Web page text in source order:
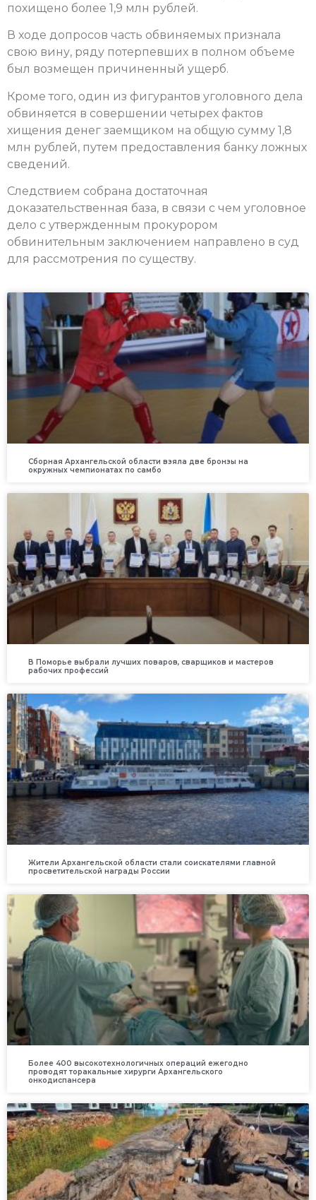
похищено более 1,9 млн рублей.
В ходе допросов часть обвиняемых признала
свою вину, ряду потерпевших в полном объеме
был возмещен причиненный ущерб.
Кроме того, один из фигурантов уголовного дела
обвиняется в совершении четырех фактов
хищения денег заемщиком на общую сумму 1,8
млн рублей, путем предоставления банку ложных
сведений.
Следствием собрана достаточная
доказательственная база, в связи с чем уголовное
дело с утвержденным прокурором
обвинительным заключением направлено в суд
для рассмотрения по существу.
Сборная Архангельской области взяла две бронзы на
окружных чемпионатах по самбо
В Поморье выбрали лучших поваров, сварщиков и мастеров
рабочих профессий
Жители Архангельской области стали соискателями главной
просветительской награды России
Более 400 высокотехнологичных операций ежегодно
проводят торакальные хирурги Архангельского
онкодиспансера